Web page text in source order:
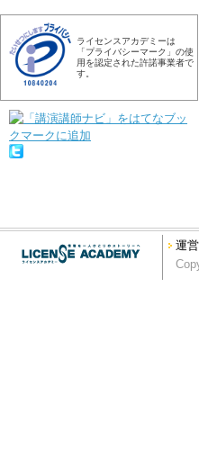
ライセンスアカデミーは
「プライバシーマーク」の使
用を認定された許諾事業者で
す。
運